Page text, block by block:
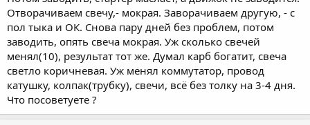
Отворачиваем свечу,- мокрая. Заворачиваем другую, - с
пол тыка и ОК. Снова пару дней без проблем, потом
заводить, опять свеча мокрая. Уж сколько свечей
менял(10), результат тот же. Думал карб богатит, свеча
светло коричневая. Уж менял коммутатор, провод
катушку, колпак(трубку), свечи, всё без толку на 3-4 дня.
Что посоветуете ?